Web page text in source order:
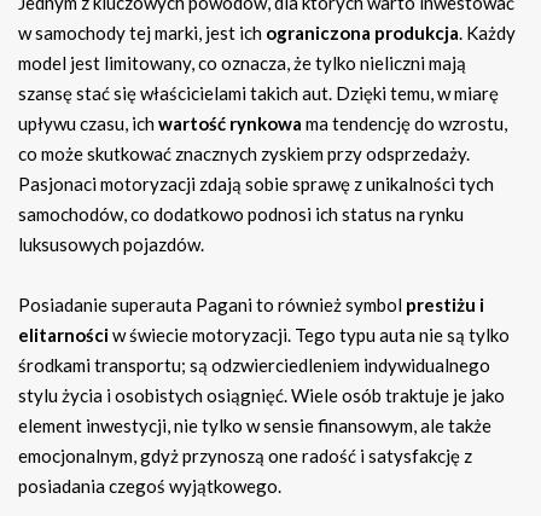
w samochody tej marki, jest ich ograniczona produkcja. Każdy
model jest limitowany, co oznacza, że tylko nieliczni mają
szansę stać się właścicielami takich aut. Dzięki temu, w miarę
upływu czasu, ichwartość rynkowa ma tendencję do wzrostu,
co może skutkować znacznych zyskiem przy odsprzedaży.
Pasjonaci motoryzacji zdają sobie sprawę z unikalności tych
samochodów, co dodatkowo podnosi ich status na rynku
luksusowych pojazdów.
Posiadanie superauta Pagani to również symbol prestiżu i
elitarnościw świecie motoryzacji. Tego typu auta nie są tylko
środkami transportu; są odzwierciedleniem indywidualnego
stylu życia i osobistych osiągnięć. Wiele osób traktuje je jako
element inwestycji, nie tylko w sensie finansowym, ale także
emocjonalnym, gdyż przynoszą one radość i satysfakcję z
posiadania czegoś wyjątkowego.